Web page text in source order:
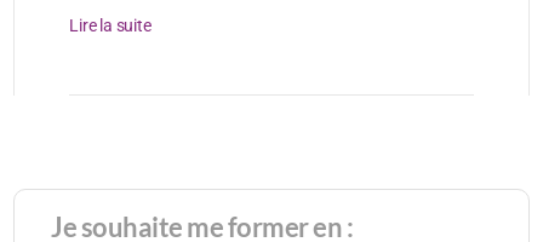
Lire la suite